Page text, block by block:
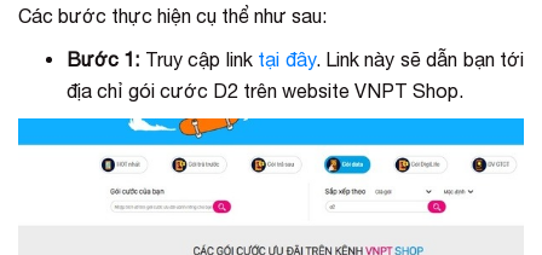
Các bước thực hiện cụ thể như sau:
Bước 1: Truy cập link tại đây. Link này sẽ dẫn bạn tới
địa chỉ gói cước D2 trên website VNPT Shop.